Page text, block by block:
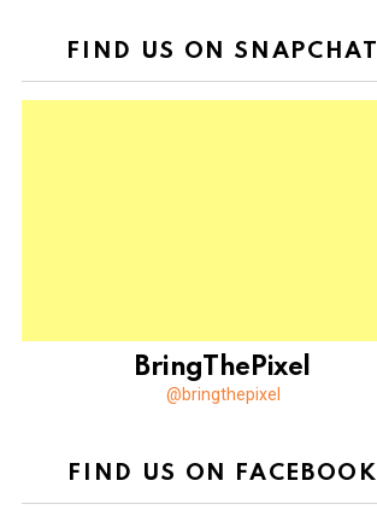
FIND US ON SNAPCHAT
BringThePixel
@bringthepixel
FIND US ON FACEBOOK